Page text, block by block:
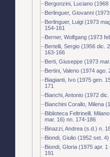
Bergonzini, Luciano
Berlinguer, Giovanni
Berlinguer, Luigi (1973
154-161
Berner, Wolfgang (1973
Bertelli, Sergio (1956 dic.
163-166
Berti, Giuseppe (1973
Bertini, Valerio (1974
Biagianti, Ivo (1975 gen.
171
Bianchi, Antonio (1972
Bianchini Corallo, Milena
Biblioteca Feltrinelli.
mar. 16) nn. 174-186
Binazzi, Andrea (s.d.) n.
Biondi, Giulio (1952 set.
Biondi, Gloria (1975 apr.
191